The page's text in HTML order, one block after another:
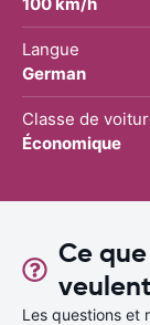
Langue
German
Classe de
Économique
Ce
Les questions et